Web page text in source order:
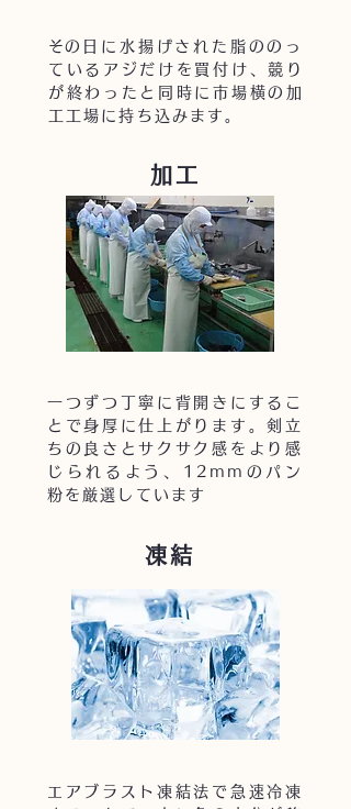
​その日に水揚げされた脂ののっ
ているアジだけを買付け、競り
が終わったと同時に市場横の加
工工場に持ち込みます。
加工
一つずつ丁寧に背開きにするこ
とで身厚に仕上がります。剣立
ちの良さとサクサク感をより感
じられるよう、12mmのパン
粉を厳選しています
凍結
エアブラスト凍結法で急速冷凍